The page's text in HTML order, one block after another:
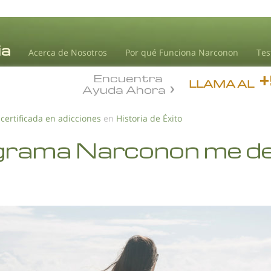
Acerca de Nosotros Por qué Funciona Narconon
LLAMA AL
Encuentra
Ayuda Ahora
en adicciones en Historia de Éxito
Narconon me